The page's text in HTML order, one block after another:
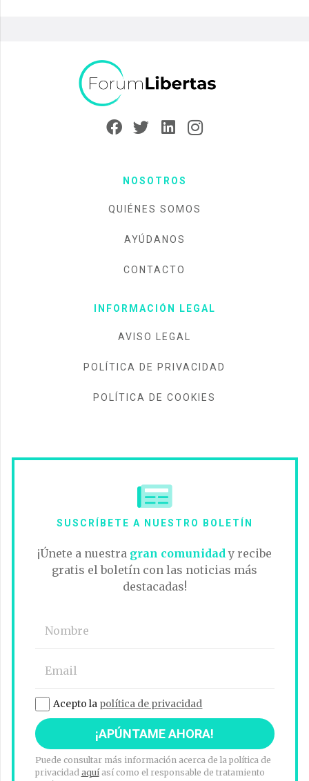
NOSOTROS
QUIÉNES SOMOS
AYÚDANOS
CONTACTO
INFORMACIÓN LEGAL
AVISO LEGAL
POLÍTICA DE PRIVACIDAD
POLÍTICA DE COOKIES
SUSCRÍBETE A NUESTRO BOLETÍN
¡Únete a nuestra gran comunidad y recibe
gratis el boletín con las noticias más
destacadas!
Acepto la política de privacidad
Puede consultar más información acerca de la política de
privacidad aquíasí como el responsable de tratamiento